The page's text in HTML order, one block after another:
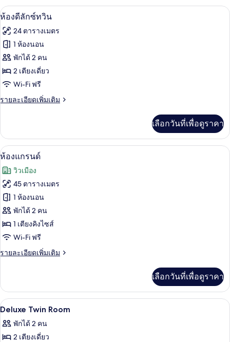
กับ
ห้อง
ลัก
ซ์
ดับเบิล
เปิด
ภาพถ่าย
ทั้งหมด
ของ
ห้อง
ดี
ลัก
ทวิน
ห้องดีลักซ์ทวิน | มินิบาร์, ตู้นิรภัยในห้อ
4
ห้องดีลักซ์ทวิน
24 ตารางเมตร
1 ห้องนอน
พักได้ 2 คน
2 เตียงเดี่ยว
Wi-Fi ฟรี
รายละเอียดเพิ่มเติม
ราย
เกี่ยว
กับ
ห้อง
ลัก
ซ์
ทวิ
น
เลือกวันที่เพื่อดูราคา
เปิด
ภาพถ่าย
ทั้งหมด
ของ
ห้อง
แก
รนด์
ห้องแกรนด์ | มินิบาร์, ตู้นิรภัยในห้องพั
4
ห้องแกรนด์
วิวเมือง
45 ตารางเมตร
1 ห้องนอน
พักได้ 2 คน
1 เตียงคิงไซส์
Wi-Fi ฟรี
รายละเอียดเพิ่มเติม
ราย
เกี่ยว
กับ
ห้อง
รนด์
เลือกวันที่เพื่อดูราคา
เปิด
ภาพถ่าย
ทั้งหมด
มินิบาร์, ตู้นิรภัยในห้องพัก, โต๊ะทำงาน,
9
Deluxe Twin Room
พักได้ 2 คน
2 เตียงเดี่ยว